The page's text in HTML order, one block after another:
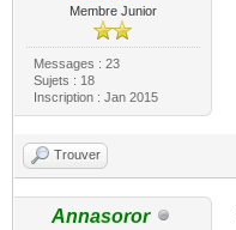
Membre Junior
Messages : 23
Sujets : 18
Inscription : Jan 2015
Trouver
Annasoror